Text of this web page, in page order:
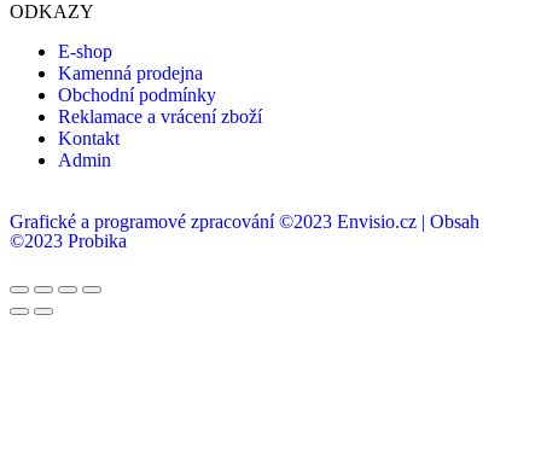
ODKAZY
E-shop
Kamenná prodejna
Obchodní podmínky
Reklamace a vrácení zboží
Kontakt
Admin
Grafické a programové zpracování ©2023 Envisio.cz | Obsah
©2023 Probika